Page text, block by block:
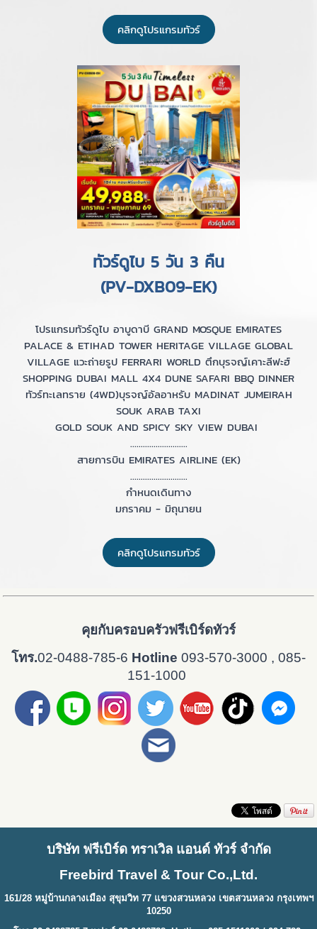
คลิกดูโปรแกรมทัวร์
ทัวร์ดูไบ 5 วัน 3 คืน
(PV-DXB09-EK)
โปรแกรมทัวร์ดูไบ อาบูดาบี GRAND MOSQUE EMIRATES
PALACE & ETIHAD TOWER HERITAGE VILLAGE GLOBAL
VILLAGE แวะถ่ายรูป FERRARI WORLD ตึกบุรจญ์เคาะลีฟะฮ์
SHOPPING DUBAI MALL 4X4 DUNE SAFARI BBQ DINNER
ทัวร์ทะเลทราย (4WD)บุรจญ์อัลอาหรับ MADINAT JUMEIRAH
SOUK ARAB TAXI
GOLD SOUK AND SPICY SKY VIEW DUBAI
...........................
สายการบิน EMIRATES AIRLINE (EK)
...........................
กำหนดเดินทาง
มกราคม - มิถุนายน
คลิกดูโปรแกรมทัวร์
คุยกับครอบครัวฟรีเบิร์ดทัวร์
โทร.02-0488-785-6 Hotline 093-570-3000 , 085-
151-1000
บริษัท ฟรีเบิร์ด ทราเวิล แอนด์ ทัวร์ จำกัด
Freebird Travel & Tour Co.,Ltd.
161/28 หมู่บ้านกลางเมือง สุขุมวิท 77 แขวงสวนหลวง เขตสวนหลวง กรุงเทพฯ
10250